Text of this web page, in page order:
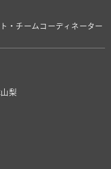
・チーム コーディネーター
山梨